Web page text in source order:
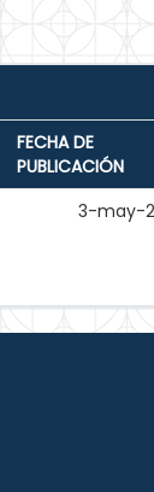
FECHA DE
PUBLICACIÓN
3-may-